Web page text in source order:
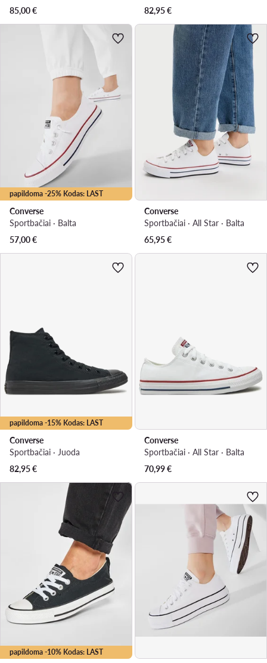
85,00€
82,95€
papildoma -25% Kodas: LAST
Converse
Sportbačiai · Balta
57,00€
Converse
Sportbačiai · All Star · Balta
65,95€
papildoma -15% Kodas: LAST
Converse
Sportbačiai · Juoda
82,95€
Converse
Sportbačiai · All Star · Balta
70,99€
papildoma -10% Kodas: LAST